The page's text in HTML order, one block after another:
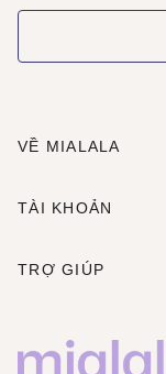
VỀ MIALALA
TÀI KHOẢN
TRỢ GIÚP